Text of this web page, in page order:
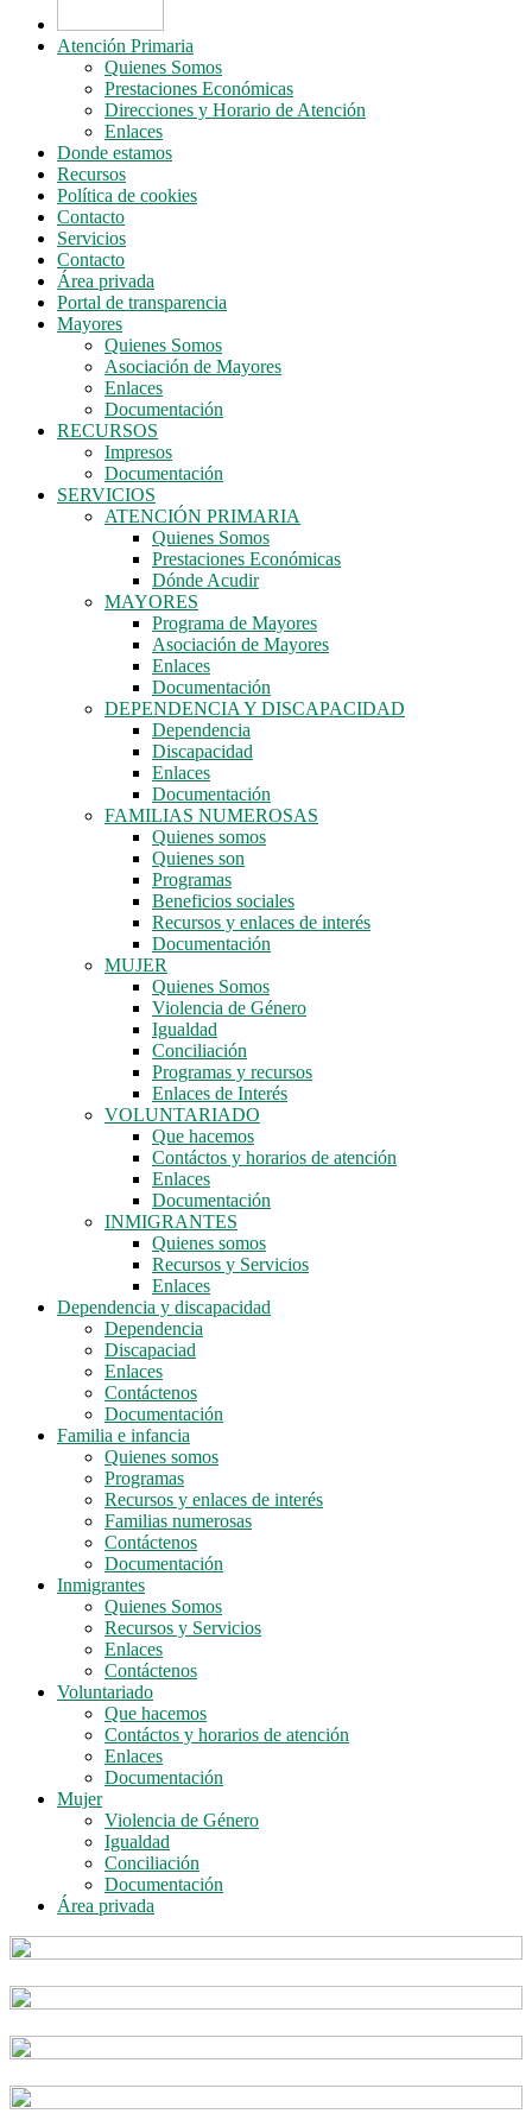
Atención Primaria
Quienes Somos
Prestaciones Económicas
Direcciones y Horario de Atención
Enlaces
Donde estamos
Recursos
Política de cookies
Contacto
Servicios
Contacto
Área privada
Portal de transparencia
Mayores
Quienes Somos
Asociación de Mayores
Enlaces
Documentación
RECURSOS
Impresos
Documentación
SERVICIOS
ATENCIÓN PRIMARIA
Quienes Somos
Prestaciones Económicas
Dónde Acudir
MAYORES
Programa de Mayores
Asociación de Mayores
Enlaces
Documentación
DEPENDENCIA Y DISCAPACIDAD
Dependencia
Discapacidad
Enlaces
Documentación
FAMILIAS NUMEROSAS
Quienes somos
Quienes son
Programas
Beneficios sociales
Recursos y enlaces de interés
Documentación
MUJER
Quienes Somos
Violencia de Género
Igualdad
Conciliación
Programas y recursos
Enlaces de Interés
VOLUNTARIADO
Que hacemos
Contáctos y horarios de atención
Enlaces
Documentación
INMIGRANTES
Quienes somos
Recursos y Servicios
Enlaces
Dependencia y discapacidad
Dependencia
Discapaciad
Enlaces
Contáctenos
Documentación
Familia e infancia
Quienes somos
Programas
Recursos y enlaces de interés
Familias numerosas
Contáctenos
Documentación
Inmigrantes
Quienes Somos
Recursos y Servicios
Enlaces
Contáctenos
Voluntariado
Que hacemos
Contáctos y horarios de atención
Enlaces
Documentación
Mujer
Violencia de Género
Igualdad
Conciliación
Documentación
Área privada